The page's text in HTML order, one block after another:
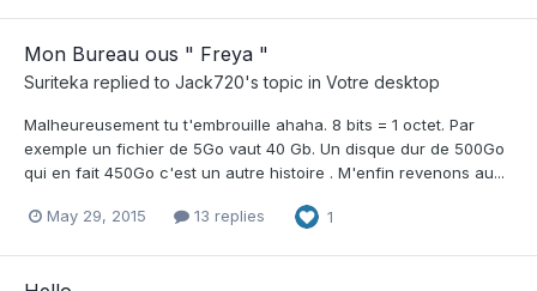
Mon Bureau ous " Freya "
Suriteka replied to Jack720's topic in Votre desktop
Malheureusement tu t'embrouille ahaha. 8 bits = 1 octet. Par
exemple un fichier de 5Go vaut 40 Gb. Un disque dur de 500Go
qui en fait 450Go c'est un autre histoire . M'enfin revenons au...
May 29, 2015 13 replies 1